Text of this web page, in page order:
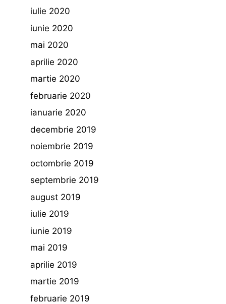
iulie 2020
iunie 2020
mai 2020
aprilie 2020
martie 2020
februarie 2020
ianuarie 2020
decembrie 2019
noiembrie 2019
octombrie 2019
septembrie 2019
august 2019
iulie 2019
iunie 2019
mai 2019
aprilie 2019
martie 2019
februarie 2019